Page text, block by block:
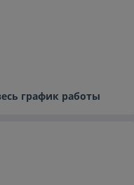
график работы